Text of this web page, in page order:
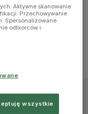
Aktywne skanowanie
Przechowywanie
Spersonalizowane
odbiorców i
wszystkie